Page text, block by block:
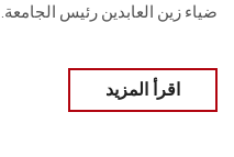
ضياء زين العابدين رئيس الجامعة.
اقرأ المزيد